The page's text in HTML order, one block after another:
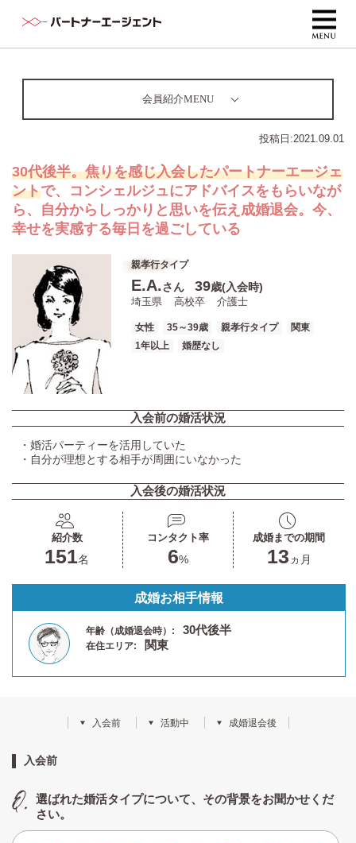
会員紹介MENU
投稿日:2021.09.01
30代後半。焦りを感じ入会したパートナーエージェ
ントで、コンシェルジュにアドバイスをもらいなが
ら、自分からしっかりと思いを伝え成婚退会。今、
幸せを実感する毎日を過ごしている
親孝行タイプ
E.A.さん 39歳(入会時)
埼玉県 高校卒 介護士
女性 35～39歳 親孝行タイプ
関東
1年以上
婚歴なし
入会前の婚活状況
・婚活パーティーを活用していた
・自分が理想とする相手が周囲にいなかった
入会後の婚活状況
紹介数
151名
コンタクト率
6%
成婚までの期間
13 ヵ月
成婚お相手情報
年齢（成婚退会時）: 30代後半
在住エリア: 関東
入会前 活動中 成婚退会後
入会前
選ばれた婚活タイプについて、その背景をお聞かせくだ
さい。